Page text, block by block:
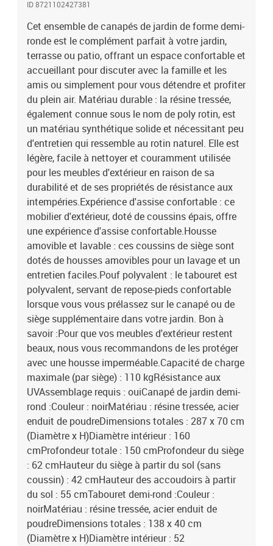
servant de repose-pieds confortable lorsque vous vous prélassez
sur le canapé ou de siège supplémentaire dans votre jardin. Bon à
savoir :Pour que vos meubles d'extérieur restent beaux, nous vous
recommandons de les protéger avec une housse
imperméable.Capacité de charge maximale (par siège) : 110
kgRésistance aux UVAssemblage requis : ouiCanapé de jardin
demi-rond :Couleur : noirMatériau : résine tressée, acier enduit de
poudreDimensions totales : 287 x 70 cm (Diamètre x H)Diamètre
intérieur : 160 cmProfondeur totale : 150 cmProfondeur du siège :
62 cmHauteur du siège à partir du sol (sans coussin) : 42
cmHauteur des accoudoirs à partir du sol : 55 cmTabouret demi-
rond :Couleur : noirMatériau : résine tressée, acier enduit de
poudreDimensions totales : 138 x 40 cm (Diamètre x H)Diamètre
intérieur : 52 cmProfondeur totale : 74 cmProfondeur du siège : 43
cmHauteur du siège à partir du sol (sans coussin) : 40 cmCoussin
:Couleur : blanc crèmeMatériau de la couverture : tissu (100 %
polyester)Matériau de remplissage du coussin de siège :
mousseMatériau de remplissage du coussin de dossier : fibre de
cotonDimensions du coussin de siège de canapé : 64/106 x 65 x 3
cm (L x l x é)Dimensions du coussin de siège de tabouret : 52/140
x 44 x 3 cm (L x l x é)Dimensions du coussin de dossier : 55 x 40 x
13 cm (L x l x é)La livraison contient :1 x canapé de jardin demi-
rond1 x tabouret demi-rond8 x coussin de dossier5 x coussin de
siège avec housse amovible et lavable
ID 8721102427381
Cet ensemble de canapés de jardin de forme demi-
ronde est le complément parfait à votre jardin,
terrasse ou patio, offrant un espace confortable et
accueillant pour discuter avec la famille et les
amis ou simplement pour vous détendre et profiter
du plein air. Matériau durable : la résine tressée,
également connue sous le nom de poly rotin, est
un matériau synthétique solide et nécessitant peu
d'entretien qui ressemble au rotin naturel. Elle est
légère, facile à nettoyer et couramment utilisée
pour les meubles d'extérieur en raison de sa
durabilité et de ses propriétés de résistance aux
intempéries.Expérience d'assise confortable : ce
mobilier d'extérieur, doté de coussins épais, offre
une expérience d'assise confortable.Housse
amovible et lavable : ces coussins de siège sont
dotés de housses amovibles pour un lavage et un
entretien faciles.Pouf polyvalent : le tabouret est
polyvalent, servant de repose-pieds confortable
lorsque vous vous prélassez sur le canapé ou de
siège supplémentaire dans votre jardin. Bon à
savoir :Pour que vos meubles d'extérieur restent
beaux, nous vous recommandons de les protéger
avec une housse imperméable.Capacité de charge
maximale (par siège) : 110 kgRésistance aux
UVAssemblage requis : ouiCanapé de jardin demi-
rond :Couleur : noirMatériau : résine tressée, acier
enduit de poudreDimensions totales : 287 x 70 cm
(Diamètre x H)Diamètre intérieur : 160
cmProfondeur totale : 150 cmProfondeur du siège
: 62 cmHauteur du siège à partir du sol (sans
coussin) : 42 cmHauteur des accoudoirs à partir
du sol : 55 cmTabouret demi-rond :Couleur :
noirMatériau : résine tressée, acier enduit de
poudreDimensions totales : 138 x 40 cm
(Diamètre x H)Diamètre intérieur : 52